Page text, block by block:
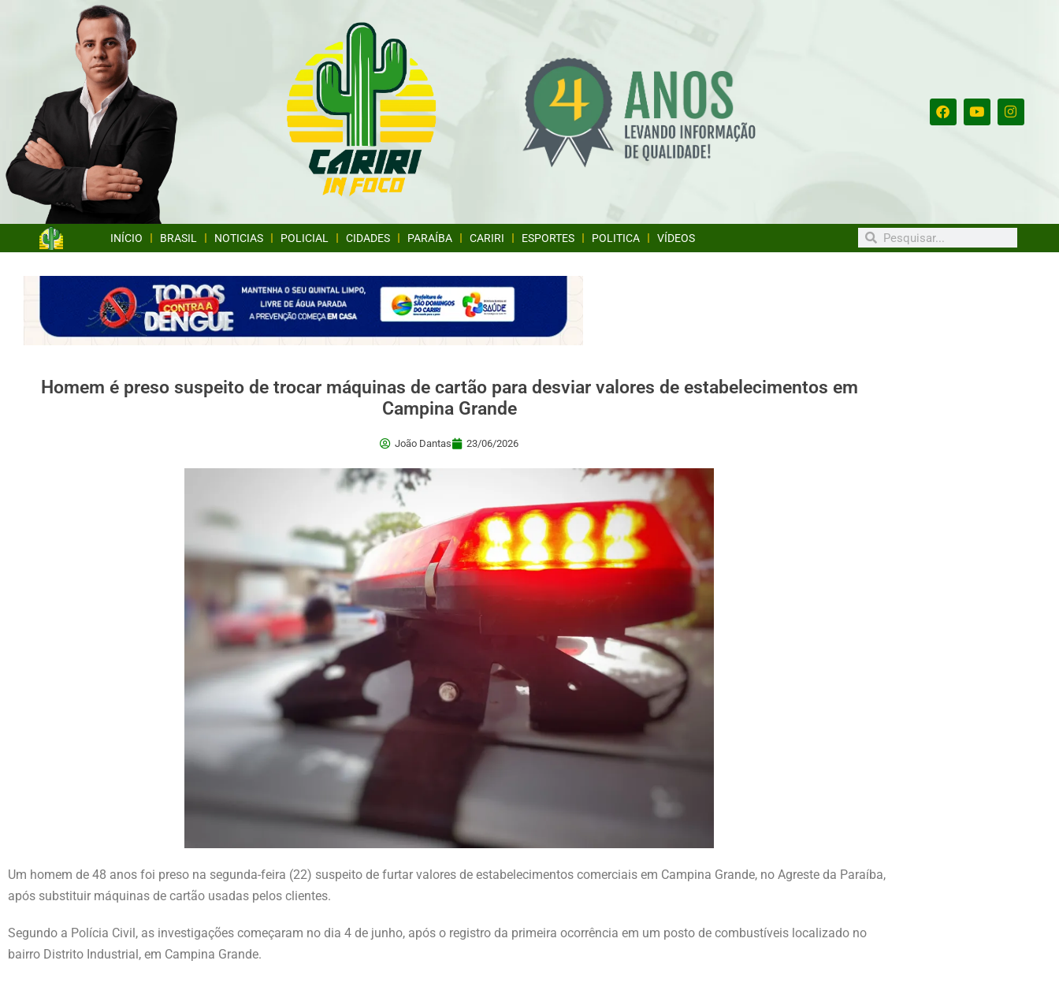
INÍCIO BRASIL NOTICIAS POLICIAL CIDADES PARAÍBA CARIRI ESPORTES POLITICA VÍDEOS
Homem é preso suspeito de trocar máquinas de cartão para desviar valores de estabelecimentos em
Campina Grande
João Dantas 23/06/2026
Um homem de 48 anos foi preso na segunda-feira (22) suspeito de furtar valores de estabelecimentos comerciais em Campina Grande, no Agreste da Paraíba,
após substituir máquinas de cartão usadas pelos clientes.
Segundo a Polícia Civil, as investigações começaram no dia 4 de junho, após o registro da primeira ocorrência em um posto de combustíveis localizado no
bairro Distrito Industrial, em Campina Grande.